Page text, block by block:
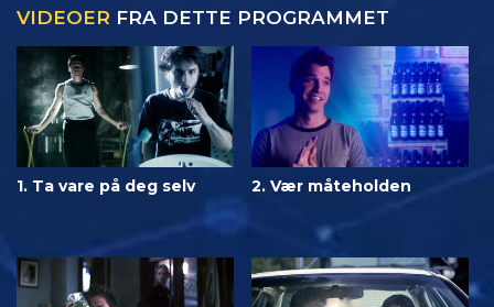
VIDEOER FRA DETTE PROGRAMMET
1. Ta vare på deg selv 2. Vær måteholden